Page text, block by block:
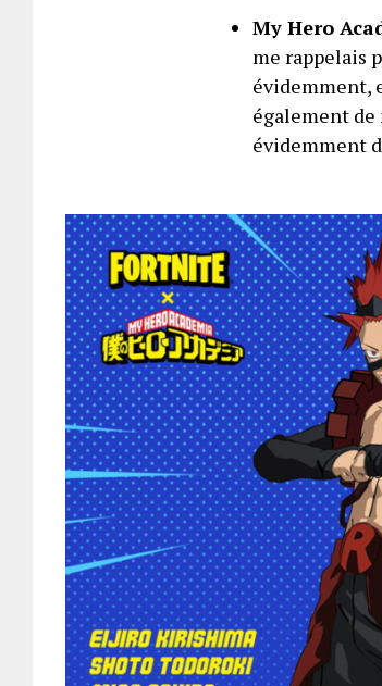
My Hero
me rappelais
évidemment,
également de
évidemment